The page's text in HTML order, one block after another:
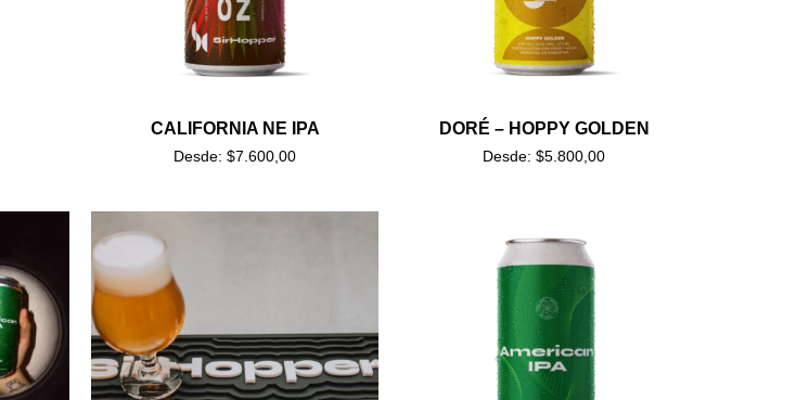
CALIFORNIA NE IPA
Desde: $7.600,00
DORÉ – HOPPY GOLDEN
Desde: $5.800,00